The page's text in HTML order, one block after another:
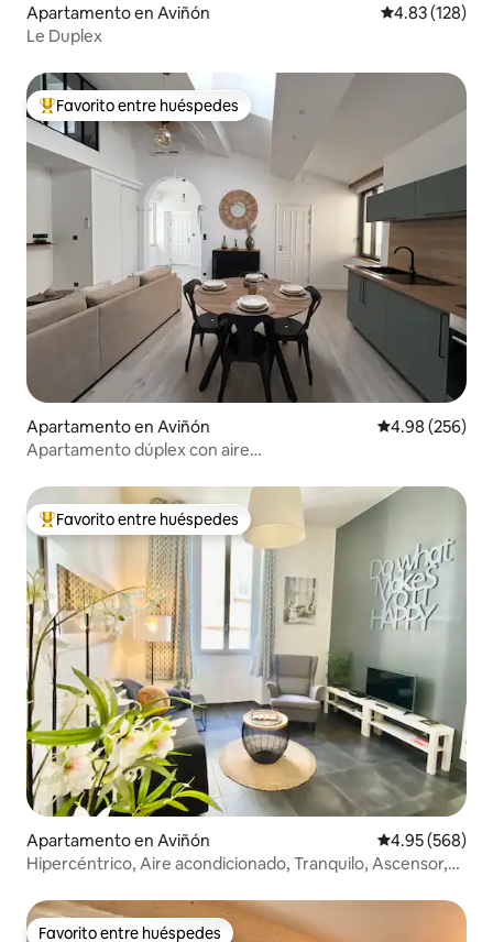
Apartamento en Aviñón Calificación
4.83 (128)
Le Duplex
Favorito entre huéspedes preferido
Favorito entre huéspedes
Apartamento en Aviñón Calificación
4.98 (256)
Apartamento dúplex con aire
Favorito entre huéspedes preferido
Favorito entre huéspedes
Apartamento en Aviñón Calificación
4.95 (568)
Hipercéntrico, Aire acondicionado, Tranquilo, Ascensor,
Favorito entre huéspedes